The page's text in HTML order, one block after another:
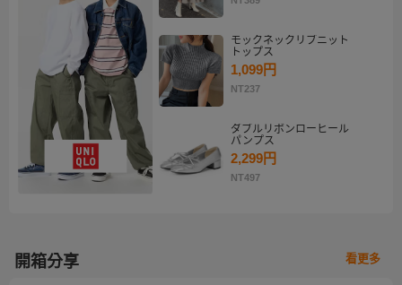
モックネックリブニット
トップス
1,099円
NT237
ダブルリボンローヒール
パンプス
2,299円
NT497
開箱分享 看更多